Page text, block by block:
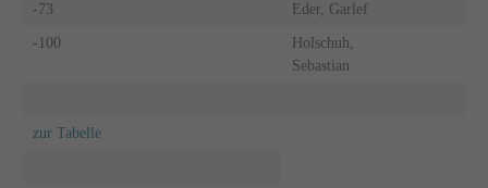
-73 Eder, Garlef
-100
Holschuh,
Sebastian
zur Tabelle